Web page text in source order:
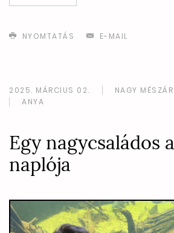
NYOMTATÁS E-MAIL
2025. MÁRCIUS 02.
NAGY
ANYA
Egy nagycsaládos
naplója